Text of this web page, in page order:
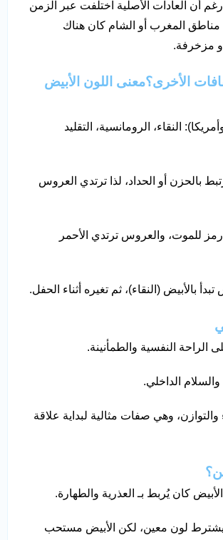
رغم أن العادات الأصلية اختلفت عبر الزمن
المغرب أو الشام كان هناك
مزخرفة.
الأخرى؟معنى اللون الأبيض
النقاء، الرومانسية، التقليد
بالحزن أو الحداد، لذا ترتدي العروس
رمز للموت، والعروس ترتدي الأحمر
تبدأ بالأبيض (النقاء)، ثم تغيره أثناء الحفل.
الراحة النفسية والطمأنينة.
الداخلي.
والتوازن، وهي صفات مثالية لبداية علاقة
كان يُربط بـ العذرية والطهارة.
يشترط لون معين، لكن الأبيض مستحب